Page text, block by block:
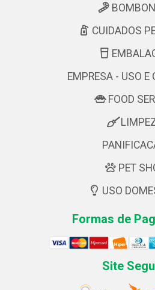
CUIDADOS
EMPRESA - USO E
FOOD
PET
USO
Formas de
Site